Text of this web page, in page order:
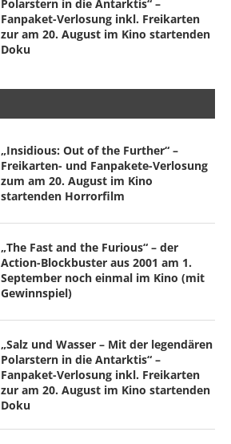
Polarstern in die Antarktis“ –
Fanpaket-Verlosung inkl. Freikarten
zur am 20. August im Kino startenden
Doku
„Insidious: Out of the Further“ –
Freikarten- und Fanpakete-Verlosung
zum am 20. August im Kino
startenden Horrorfilm
„The Fast and the Furious“ – der
Action-Blockbuster aus 2001 am 1.
September noch einmal im Kino (mit
Gewinnspiel)
„Salz und Wasser – Mit der legendären
Polarstern in die Antarktis“ –
Fanpaket-Verlosung inkl. Freikarten
zur am 20. August im Kino startenden
Doku